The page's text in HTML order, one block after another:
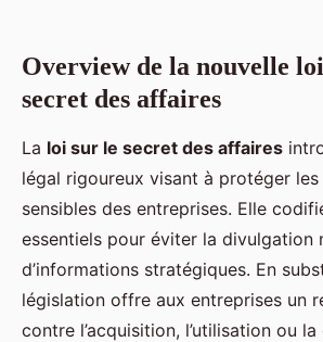
Overview de la nouvelle
secret des affaires
La loi sur le secret des affaires
légal rigoureux visant à protéger
sensibles des entreprises. Elle
essentiels pour éviter la divulgation
d’informations stratégiques. En
législation offre aux entreprises un
contre l’acquisition, l’utilisation ou